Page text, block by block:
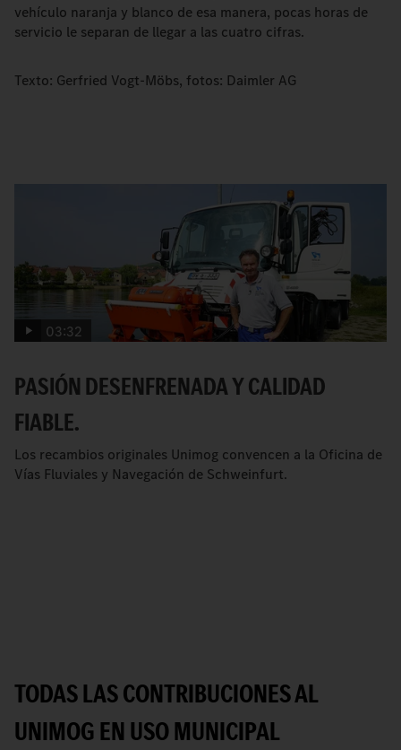
vehículo naranja y blanco de esa manera, pocas horas de
servicio le separan de llegar a las cuatro cifras.
Texto: Gerfried Vogt-Möbs, fotos: Daimler AG
03:32
PASIÓN DESENFRENADA Y CALIDAD
FIABLE.
Los recambios originales Unimog convencen a la Oficina de
Vías Fluviales y Navegación de Schweinfurt.
TODAS LAS CONTRIBUCIONES AL
UNIMOG EN USO MUNICIPAL